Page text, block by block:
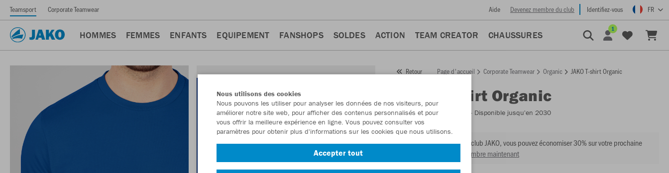
Teamsport Corporate Teamwear Aide Devenez membre du club Identifiez-vous FR
HOMMES FEMMES ENFANTS EQUIPEMENT FANSHOPS SOLDES ACTION TEAM CREATOR CHAUSSURES
1
Retour Page d'accueil Corporate Teamwear Organic JAKO T-shirt Organic
T-shirt Organic
Numéro d’article: - Disponible jusqu'en 2030
En tant que membre du club JAKO, vous pouvez économiser 30% sur votre prochaine
Devenir membre maintenant
Nous utilisons des cookies
Nous pouvons les utiliser pour analyser les données de nos visiteurs, pour
améliorer notre site web, pour afficher des contenus personnalisés et pour
vous offrir la meilleure expérience en ligne. Vous pouvez consulter vos
paramètres pour obtenir plus d'informations sur les cookies que nous utilisons.
Accepter tout